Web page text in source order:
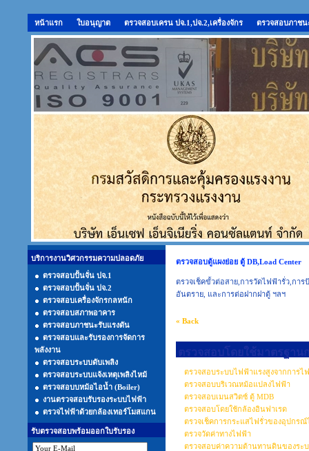
หน้าแรก ใบอนุญาต ตรวจสอบเครน ปจ.1,ปจ.2,เครื่องจักร ตรวจสอบภาชน
บริการงานวิศวกรรมความปลอดภัย
ตรวจสอบปั้นจั่น ปจ.1
ตรวจสอบปั้นจั่น ปจ.2
ตรวจสอบเครื่องจักรกลหนัก
ตรวจสอบสภาพอาคาร
ตรวจสอบภาชนะรับแรงดัน
ตรวจสอบและรับรองการจัดการ
พลังงาน
ตรวจสอบระบบดับเพลิง
ตรวจสอบระบบแจ้งเหตุเพลิงไหม้
ตรวจสอบบหม้อไอน้ำ (Boiler)
งานตรวจสอบรับรองระบบไฟฟ้า
ตรวจไฟฟ้าด้วยกล้องเทอร์โมสแกน
รับตรวจสอบพร้อมออกใบรับรอง
ตรวจสอบตู้แผงย่อย ตู้ DB,Load Center
ตรวจเช็คขั้วต่อสาย,การวัดไฟฟ้ารั่ว,กา
อันตราย, และการต่อฝากฝาตู้ ฯลฯ
« Back
ตรวจสอบโดยใช้มาตรฐาน
ตรวจสอบระบบไฟฟ้าแรงสูงจากการไ
ตรวจสอบบริเวณหม้อแปลงไฟฟ้า
ตรวจสอบเมนสวิตซ์ ตู้ MDB
ตรวจสอบโดยใช้กล้องอินฟาเรด
ตรวจเช็คการกระแสไฟรั่วของอุปกร
ตรวจวัดค่าทางไฟฟ้า
ตรวจสอบค่าความต้านทานดินของระ